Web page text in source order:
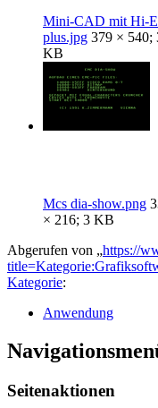
Mini-CAD mit Hi-
plus.jpg 379 × 540;
KB
Mcs dia-show.png
× 216; 3 KB
Abgerufen von „https://
Kategorie:
Anwendung
Seitenaktionen